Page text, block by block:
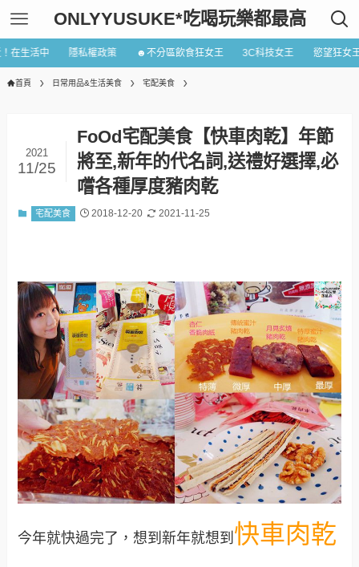
ONLYYUSUKE*吃喝玩樂都最高
在生活中 隱私權政策 ☻不分區飲食狂女王 3C科技女王 慾望狂女
首頁 日常用品&生活美食 宅配美食
FoOd宅配美食【快車肉乾】年節
將至,新年的代名詞,送禮好選擇,必
嚐各種厚度豬肉乾
2021
11/25
宅配美食 2018-12-20 2021-11-25
今年就快過完了，想到新年就想到 快車肉乾